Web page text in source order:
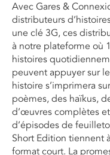
Avec Gares &
distributeurs
une clé 3G, ces
à notre plateforme où
histoires
peuvent appuyer sur
histoire s’imprimera
poèmes, des haïkus,
d’œuvres complètes
d’épisodes de
Short Edition tiennent
format court. La